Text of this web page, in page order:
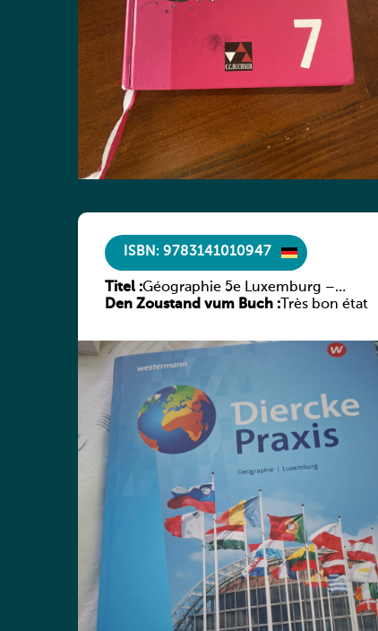
ISBN: 9783141010947
Titel :Géographie 5e Luxemburg –
Diercke Praxis
Den Zoustand vum Buch : Très bon état